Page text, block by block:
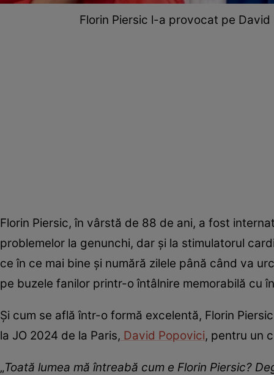
Florin Piersic l-a provocat pe
Florin Piersic, în vârstă de 88 de ani, a fost
problemelor la genunchi, dar și la stimulatorul
ce în ce mai bine și numără zilele până când va
pe buzele fanilor printr-o întâlnire memorabilă cu
Și cum se află într-o formă excelentă, Florin
la JO 2024 de la Paris, David Popovici, pentru un
„Toată lumea mă întreabă cum e Florin Piersic?